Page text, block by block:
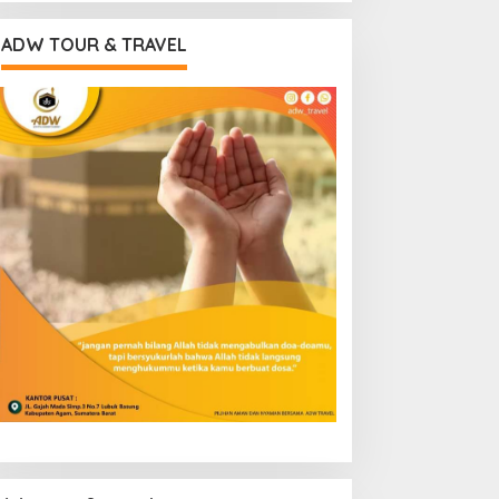
ADW TOUR & TRAVEL